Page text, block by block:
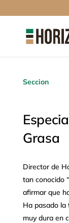
Seccion
Grasa
Director de
tan conocido
afirmar que
Ha pasado la
muy dura en